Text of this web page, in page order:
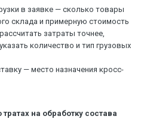
в заявке — сколько товары
склада и примерную стоимость
затраты точнее,
количество и тип грузовых
— место назначения кросс-
на обработку состава